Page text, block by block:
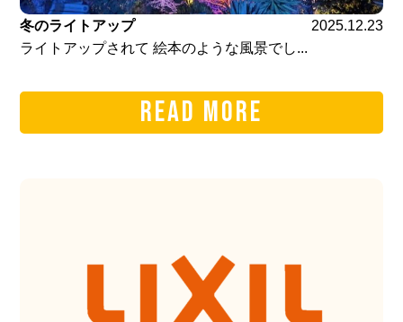
冬のライトアップ
2025.12.23
ライトアップされて 絵本のような風景でし...
READ MORE